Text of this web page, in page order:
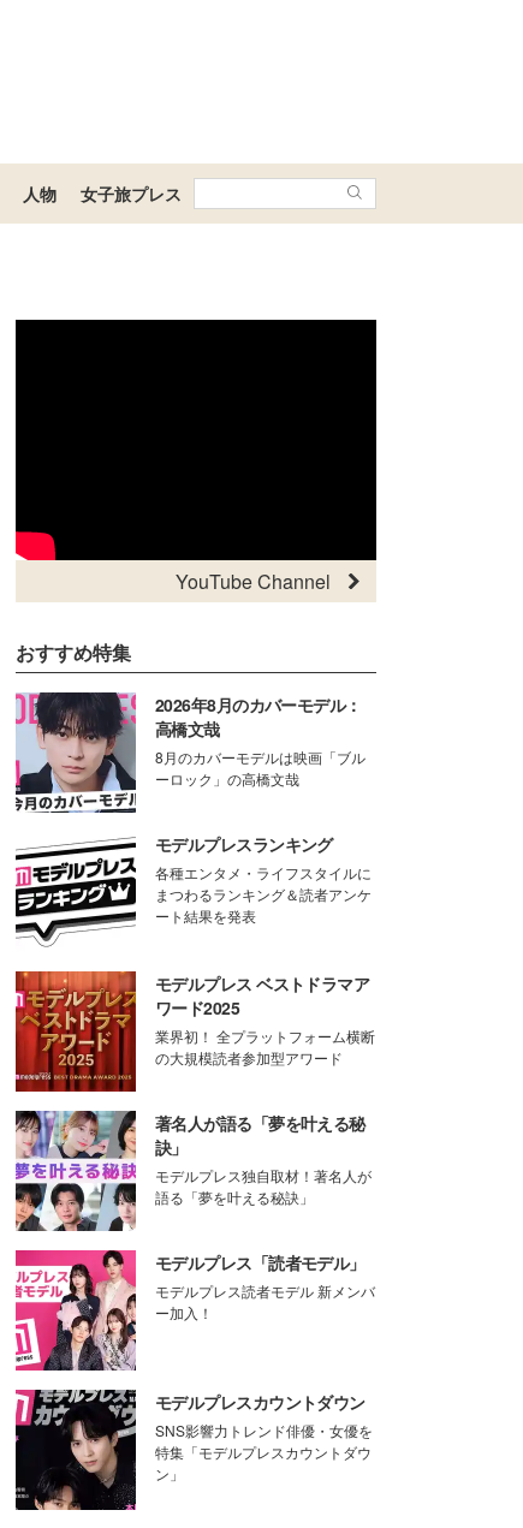
人物 女子旅プレス
YouTube Channel
おすすめ特集
2026年8月のカバーモデル：
高橋文哉
8月のカバーモデルは映画「ブル
ーロック」の高橋文哉
モデルプレスランキング
各種エンタメ・ライフスタイルに
まつわるランキング＆読者アンケ
ート結果を発表
モデルプレス ベストドラマア
ワード2025
業界初！ 全プラットフォーム横断
の大規模読者参加型アワード
著名人が語る「夢を叶える秘
訣」
モデルプレス独自取材！著名人が
語る「夢を叶える秘訣」
モデルプレス「読者モデル」
モデルプレス読者モデル 新メンバ
ー加入！
モデルプレスカウントダウン
SNS影響力トレンド俳優・女優を
特集「モデルプレスカウントダウ
ン」